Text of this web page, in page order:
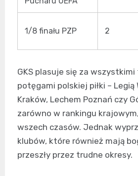
1/8 finału PZP 2
GKS plasuje się za
potęgami polskiej piłki – Legią
Kraków, Lechem Poznań czy
zarówno w rankingu
wszech czasów. Jednak
klubów, które również mają
przeszły przez trudne okresy.